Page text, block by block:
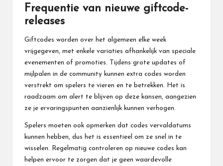
Frequentie van nieuwe giftcode-
releases
Giftcodes worden over het algemeen elke week
vrijgegeven, met enkele variaties afhankelijk van speciale
evenementen of promoties. Tijdens grote updates of
mijlpalen in de community kunnen extra codes worden
verstrekt om spelers te vieren en te betrekken. Het is
raadzaam om alert te blijven op deze kansen, aangezien
ze je ervaringspunten aanzienlijk kunnen verhogen.
Spelers moeten ook opmerken dat codes vervaldatums
kunnen hebben, dus het is essentieel om ze snel in te
wisselen. Regelmatig controleren op nieuwe codes kan
helpen ervoor te zorgen dat je geen waardevolle